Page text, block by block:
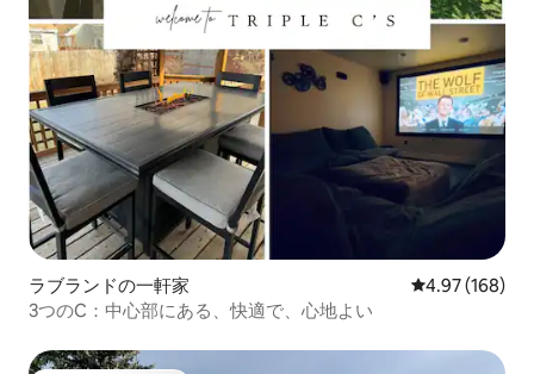
ラブランドの一軒家 レビュー168
4.97 (168)
3つのC：中心部にある、快適で、心地よい